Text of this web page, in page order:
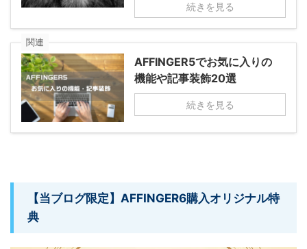
続きを見る
関連
AFFINGER5でお気に入りの
機能や記事装飾20選
続きを見る
【当ブログ限定】AFFINGER6購入オリジナル特
典